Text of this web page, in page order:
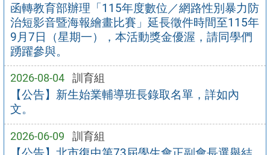
函轉教育部辦理「115年度數位／網路性別暴力防
治短影音暨海報繪畫比賽」延長徵件時間至115年
9月7日（星期一），本活動獎金優渥，請同學們
踴躍參與。
2026-08-04 訓育組
【公告】新生始業輔導班長錄取名單，詳如內
文。
2026-06-09 訓育組